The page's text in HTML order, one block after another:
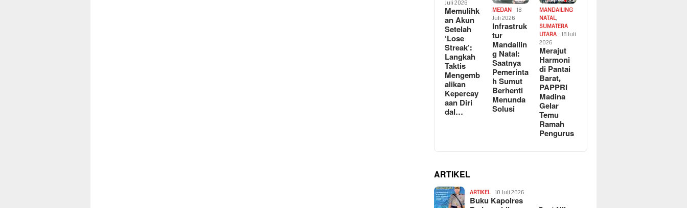
Juli 2026
Memulihk
an Akun
Setelah
‘Lose
Streak’:
Langkah
Taktis
Mengemb
alikan
Kepercay
aan Diri
dal…
MEDAN
18
Juli 2026
Infrastruk
tur
Mandailin
g Natal:
Saatnya
Pemerinta
h Sumut
Berhenti
Menunda
Solusi
MANDAILING
NATAL,
SUMATERA
UTARA
18 Juli
2026
Merajut
Harmoni
di Pantai
Barat,
PAPPRI
Madina
Gelar
Temu
Ramah
Pengurus
ARTIKEL
ARTIKEL 10 Juli 2026
Buku Kapolres